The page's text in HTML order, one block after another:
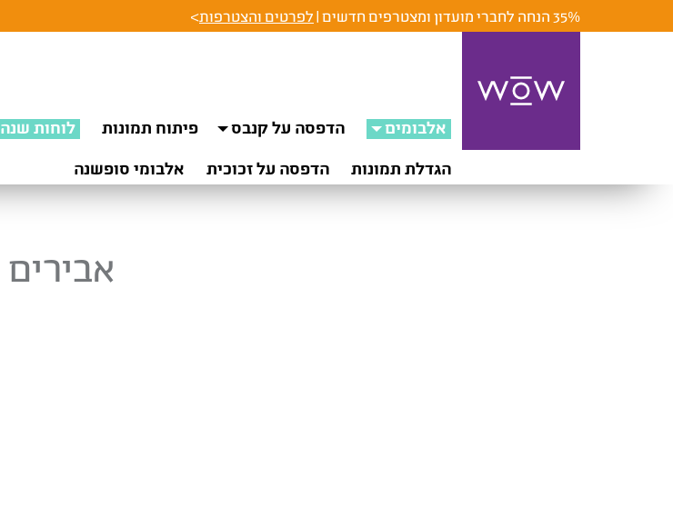
35% הנחה לחברי מועדון ומצטרפים חדשים | לפרטים והצטרפות>
אלבומים הדפסה על קנבס פיתוח תמונות לוחות שנה
הגדלת תמונות
הדפסה על זכוכית אלבומי סופשנה
אבירים